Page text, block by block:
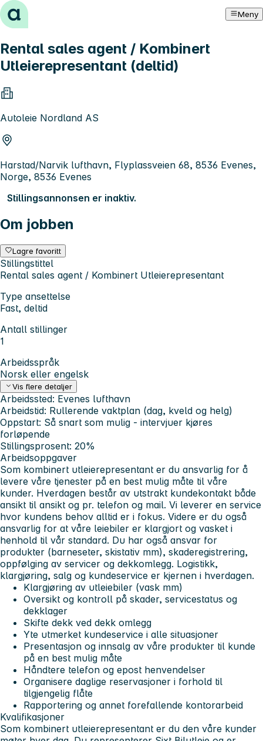
Hopp til innhold Meny
Rental sales agent / Kombinert
Utleierepresentant (deltid)
Autoleie Nordland AS
Harstad/Narvik lufthavn, Flyplassveien 68, 8536 Evenes,
Norge, 8536 Evenes
Stillingsannonsen er inaktiv.
Om jobben
Lagre favoritt
Stillingstittel
Rental sales agent / Kombinert Utleierepresentant
Type ansettelse
Fast, deltid
Antall stillinger
1
Arbeidsspråk
Norsk eller engelsk
Vis flere detaljer
Arbeidssted: Evenes lufthavn
Arbeidstid: Rullerende vaktplan (dag, kveld og helg)
Oppstart: Så snart som mulig - intervjuer kjøres
forløpende
Stillingsprosent: 20%
Arbeidsoppgaver
Som kombinert utleierepresentant er du ansvarlig for å
levere våre tjenester på en best mulig måte til våre
kunder. Hverdagen består av utstrakt kundekontakt både
ansikt til ansikt og pr. telefon og mail. Vi leverer en service
hvor kundens behov alltid er i fokus. Videre er du også
ansvarlig for at våre leiebiler er klargjort og vasket i
henhold til vår standard. Du har også ansvar for
produkter (barneseter, skistativ mm), skaderegistrering,
oppfølging av servicer og dekkomlegg. Logistikk,
klargjøring, salg og kundeservice er kjernen i hverdagen.
Klargjøring av utleiebiler (vask mm)
Oversikt og kontroll på skader, servicestatus og
dekklager
Skifte dekk ved dekk omlegg
Yte utmerket kundeservice i alle situasjoner
Presentasjon og innsalg av våre produkter til kunde
på en best mulig måte
Håndtere telefon og epost henvendelser
Organisere daglige reservasjoner i forhold til
tilgjengelig flåte
Rapportering og annet forefallende kontorarbeid
Kvalifikasjoner
Som kombinert utleierepresentant er du den våre kunder